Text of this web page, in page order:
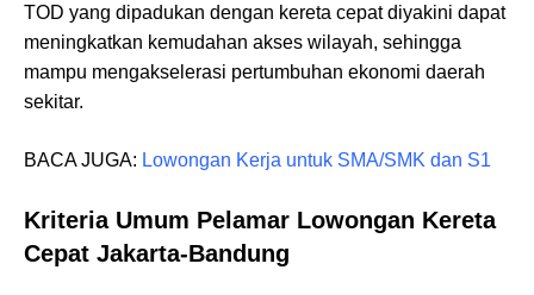
TOD yang dipadukan dengan kereta cepat diyakini dapat
meningkatkan kemudahan akses wilayah, sehingga
mampu mengakselerasi pertumbuhan ekonomi daerah
sekitar.
BACA JUGA: Lowongan Kerja untuk SMA/SMK dan S1
Kriteria Umum Pelamar Lowongan Kereta
Cepat Jakarta-Bandung